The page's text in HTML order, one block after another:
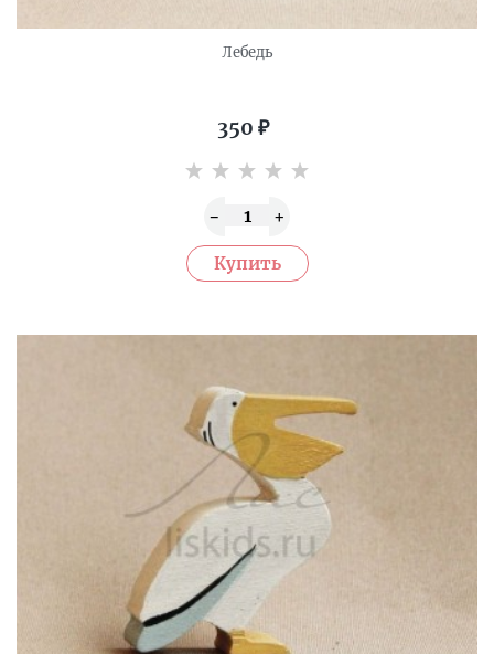
Лебедь
350 ₽